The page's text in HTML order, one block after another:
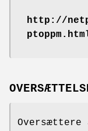
http://
Oversættere